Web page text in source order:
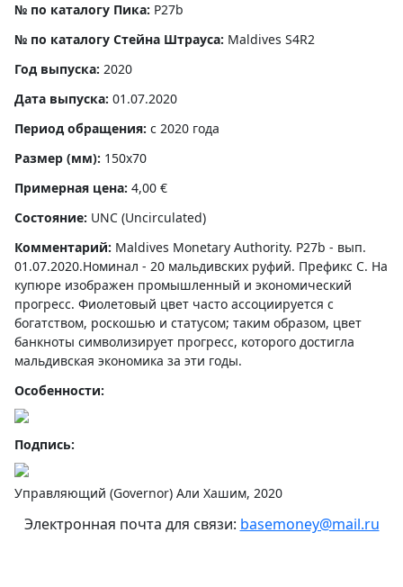
№ по каталогу Пика: P27b
№ по каталогу Стейна Штрауса: Maldives S4R2
Год выпуска: 2020
Дата выпуска: 01.07.2020
Период обращения: с 2020 года
Размер (мм): 150x70
Примерная цена: 4,00 €
Состояние: UNC (Uncirculated)
Комментарий: Maldives Monetary Authority. P27b - вып.
01.07.2020.Номинал - 20 мальдивских руфий. Префикс C. На
купюре изображен промышленный и экономический
прогресс. Фиолетовый цвет часто ассоциируется с
богатством, роскошью и статусом; таким образом, цвет
банкноты символизирует прогресс, которого достигла
мальдивская экономика за эти годы.
Особенности:
Подпись:
Управляющий (Governor) Али Хашим, 2020
Электронная почта для связи: basemoney@mail.ru